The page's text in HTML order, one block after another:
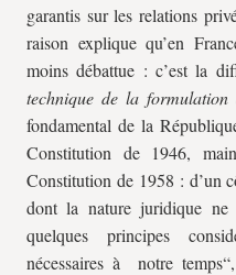
garantis sur les relations
raison explique qu’en
moins débattue : c’est la
technique de la
fondamental de la
Constitution de 1946,
Constitution de 1958 : d’un
dont la nature juridique
quelques principes
nécessaires à notre